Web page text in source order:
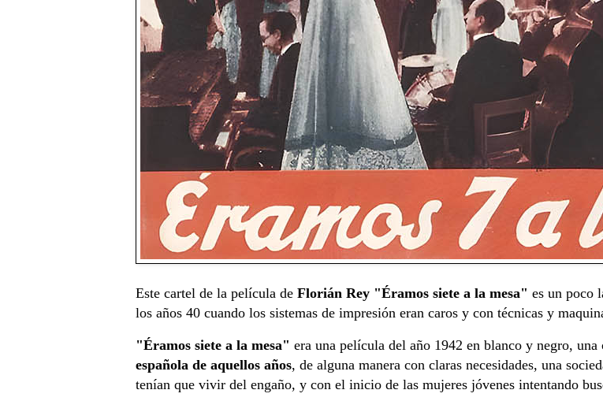
Este cartel de la película de Florián Rey "Éramos siete a la mesa" es un poco
los años 40 cuando los sistemas de impresión eran caros y con técnicas y
"Éramos siete a la mesa" era una película del año 1942 en blanco y negro,
española de aquellos años, de alguna manera con claras necesidades, una
tenían que vivir del engaño, y con el inicio de las mujeres jóvenes intentando